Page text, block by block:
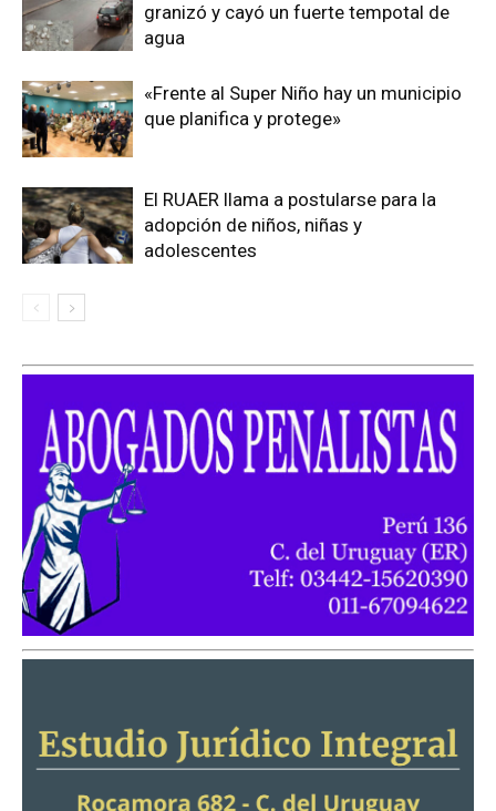
granizó y cayó un fuerte tempotal de
agua
«Frente al Super Niño hay un municipio
que planifica y protege»
El RUAER llama a postularse para la
adopción de niños, niñas y
adolescentes